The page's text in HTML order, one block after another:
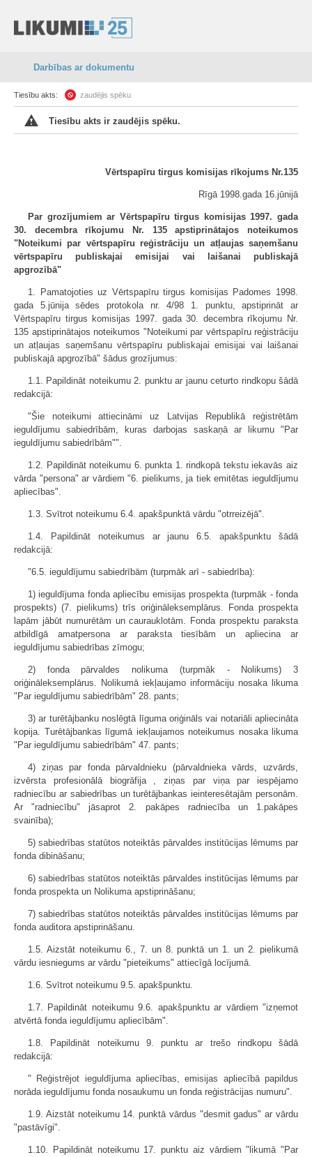
Darbības ar dokumentu
Tiesību akts: zaudējis spēku
Tiesību akts ir zaudējis spēku.
Vērtspapīru tirgus komisijas rīkojums Nr.135
Rīgā 1998.gada 16.jūnijā
Par grozījumiem ar Vērtspapīru tirgus komisijas 1997. gada
30. decembra rīkojumu Nr. 135 apstiprinātajos noteikumos
"Noteikumi par vērtspapīru reģistrāciju un atļaujas saņemšanu
vērtspapīru publiskajai emisijai vai laišanai publiskajā
apgrozībā"
1. Pamatojoties uz Vērtspapīru tirgus komisijas Padomes 1998.
gada 5.jūnija sēdes protokola nr. 4/98 1. punktu, apstiprināt ar
Vērtspapīru tirgus komisijas 1997. gada 30. decembra rīkojumu Nr.
135 apstiprinātajos noteikumos "Noteikumi par vērtspapīru reģistrāciju
un atļaujas saņemšanu vērtspapīru publiskajai emisijai vai laišanai
publiskajā apgrozībā" šādus grozījumus:
1.1. Papildināt noteikumu 2. punktu ar jaunu ceturto rindkopu šādā
redakcijā:
"Šie noteikumi attiecināmi uz Latvijas Republikā reģistrētām
ieguldījumu sabiedrībām, kuras darbojas saskaņā ar likumu "Par
ieguldījumu sabiedrībām"".
1.2. Papildināt noteikumu 6. punkta 1. rindkopā tekstu iekavās aiz
vārda "persona" ar vārdiem "6. pielikums, ja tiek emitētas ieguldījumu
apliecības".
1.3. Svītrot noteikumu 6.4. apakšpunktā vārdu "otrreizējā".
1.4. Papildināt noteikumus ar jaunu 6.5. apakšpunktu šādā
redakcijā:
"6.5. ieguldījumu sabiedrībām (turpmāk arī - sabiedrība):
1) ieguldījuma fonda apliecību emisijas prospekta (turpmāk - fonda
prospekts) (7. pielikums) trīs oriģināleksemplārus. Fonda prospekta
lapām jābūt numurētām un caurauklotām. Fonda prospektu paraksta
atbildīgā amatpersona ar paraksta tiesībām un apliecina ar
ieguldījumu sabiedrības zīmogu;
2) fonda pārvaldes nolikuma (turpmāk - Nolikums) 3
oriģināleksemplārus. Nolikumā iekļaujamo informāciju nosaka likuma
"Par ieguldījumu sabiedrībām" 28. pants;
3) ar turētājbanku noslēgtā līguma oriģināls vai notariāli apliecināta
kopija. Turētājbankas līgumā iekļaujamos noteikumus nosaka likuma
"Par ieguldījumu sabiedrībām" 47. pants;
4) ziņas par fonda pārvaldnieku (pārvaldnieka vārds, uzvārds,
izvērsta profesionālā biogrāfija , ziņas par viņa par iespējamo
radniecību ar sabiedrības un turētājbankas ieinteresētajām personām.
Ar "radniecību" jāsaprot 2. pakāpes radniecība un 1.pakāpes
svainība);
5) sabiedrības statūtos noteiktās pārvaldes institūcijas lēmums par
fonda dibināšanu;
6) sabiedrības statūtos noteiktās pārvaldes institūcijas lēmums par
fonda prospekta un Nolikuma apstiprināšanu;
7) sabiedrības statūtos noteiktās pārvaldes institūcijas lēmums par
fonda auditora apstiprināšanu.
1.5. Aizstāt noteikumu 6., 7. un 8. punktā un 1. un 2. pielikumā
vārdu iesniegums ar vārdu "pieteikums" attiecīgā locījumā.
1.6. Svītrot noteikumu 9.5. apakšpunktu.
1.7. Papildināt noteikumu 9.6. apakšpunktu ar vārdiem "izņemot
atvērtā fonda ieguldījumu apliecībām".
1.8. Papildināt noteikumu 9. punktu ar trešo rindkopu šādā
redakcijā:
" Reģistrējot ieguldījuma apliecības, emisijas apliecībā papildus
norāda ieguldījumu fonda nosaukumu un fonda reģistrācijas numuru".
1.9. Aizstāt noteikumu 14. punktā vārdus "desmit gadus" ar vārdu
"pastāvīgi".
1.10. Papildināt noteikumu 17. punktu aiz vārdiem "likumā "Par